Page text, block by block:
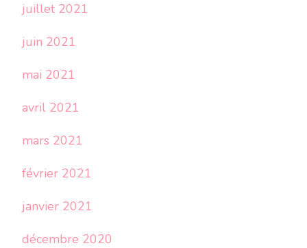
juillet 2021
juin 2021
mai 2021
avril 2021
mars 2021
février 2021
janvier 2021
décembre 2020